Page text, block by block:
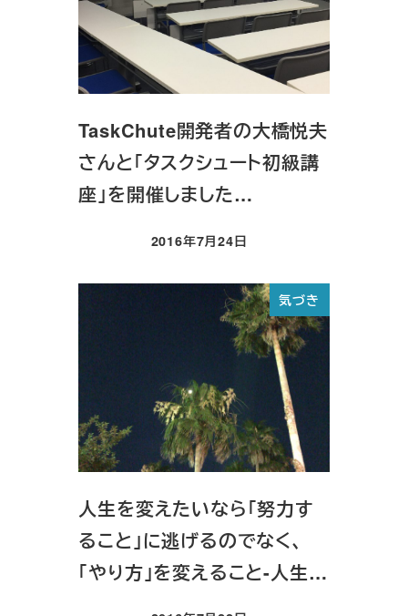
TaskChute開発者の大橋悦夫
さんと「タスクシュート初級講
座」を開催しました…
投稿日
2016年7月24日
気づき
人生を変えたいなら「努力す
ること」に逃げるのでなく、
「やり方」を変えること-人生…